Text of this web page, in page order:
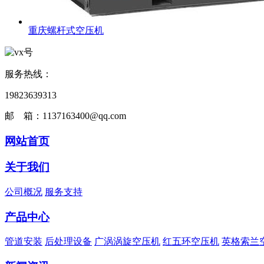
重庆螺杆式空压机
服务热线：
19823639313
邮 箱：1137163400@qq.com
网站首页
关于我们
公司概况 服务支持
产品中心
管道安装 后处理设备 广涡涡旋空压机 红五环空压机 英格索兰